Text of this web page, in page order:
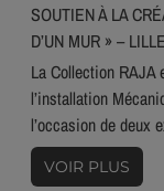
SOUTIEN À LA
D’UN MUR » –
La Collection RAJA
l’installation
l’occasion de deux
VOIR PLUS